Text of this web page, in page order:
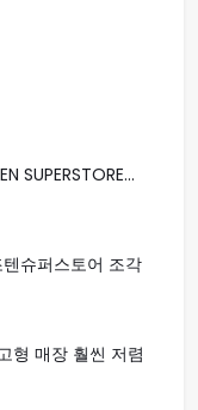
SUPERSTORE...
슈퍼스토어 조각
형 매장 훨씬 저렴